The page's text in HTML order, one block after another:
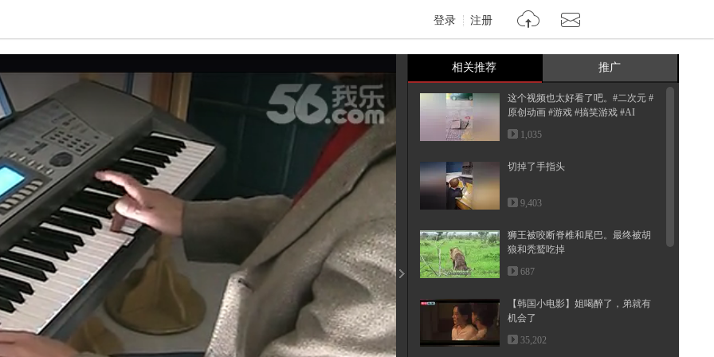
登录 注册
标准
饱和度 100
相关推荐 推广
这个视频也太好看了吧。#二次元 #
原创动画 #游戏 #搞笑游戏 #AI
1,035
切掉了手指头
9,403
狮王被咬断脊椎和尾巴。最终被胡
狼和秃鹫吃掉
687
【韩国小电影】姐喝醉了，弟就有
机会了
35,202